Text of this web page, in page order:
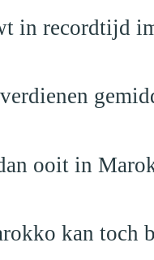
in recordtijd
ooit in
kan toch